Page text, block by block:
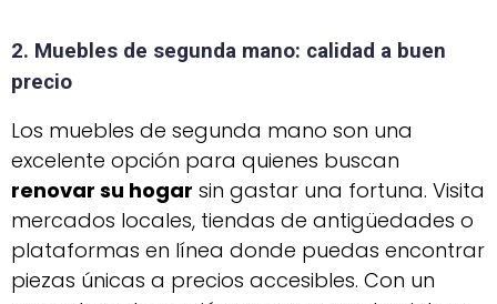
2. Muebles de segunda mano: calidad a buen
precio
Los muebles de segunda mano son una
excelente opción para quienes buscan
renovar su hogar sin gastar una fortuna. Visita
mercados locales, tiendas de antigüedades o
plataformas en línea donde puedas encontrar
piezas únicas a precios accesibles. Con un